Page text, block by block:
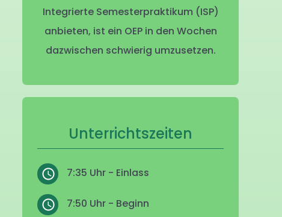
Integrierte Semesterpraktikum (ISP)
anbieten, ist ein OEP in den Wochen
dazwischen schwierig umzusetzen.
Unterrichtszeiten
7:35 Uhr - Einlass
7:50 Uhr - Beginn